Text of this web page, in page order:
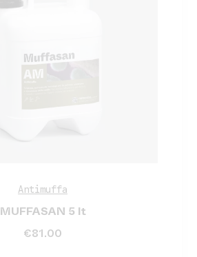
Antimuffa
MUFFASAN 5 lt
€81.00